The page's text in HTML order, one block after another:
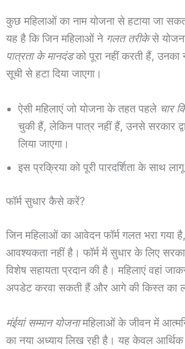
कुछ महिलाओं का नाम योजना से हटाया जा
यह है कि जिन महिलाओं ने गलत तरीकेसे
पात्रता के मानदंडको पूरा नहीं करती हैं, उनका
सूची से हटा दिया जाएगा।
ऐसी महिलाएं जो योजना के तहत पहले चार
चुकी हैं, लेकिन पात्र नहीं हैं, उनसे सरकार
लिया जाएगा।
इस प्रक्रिया को पूरी पारदर्शिता के साथ
फॉर्म सुधार कैसे करें?
जिन महिलाओं का आवेदन फॉर्म गलत भरा गया
आवश्यकता नहीं है। फॉर्म में सुधार के लिए
विशेष सहायता प्रदान की है। महिलाएं वहां
अपडेट करवा सकती हैं और आगे की किस्त का
मंईयां सम्मान योजनामहिलाओं के जीवन में
का नया अध्याय लिख रही है। यह केवल आर्थिक